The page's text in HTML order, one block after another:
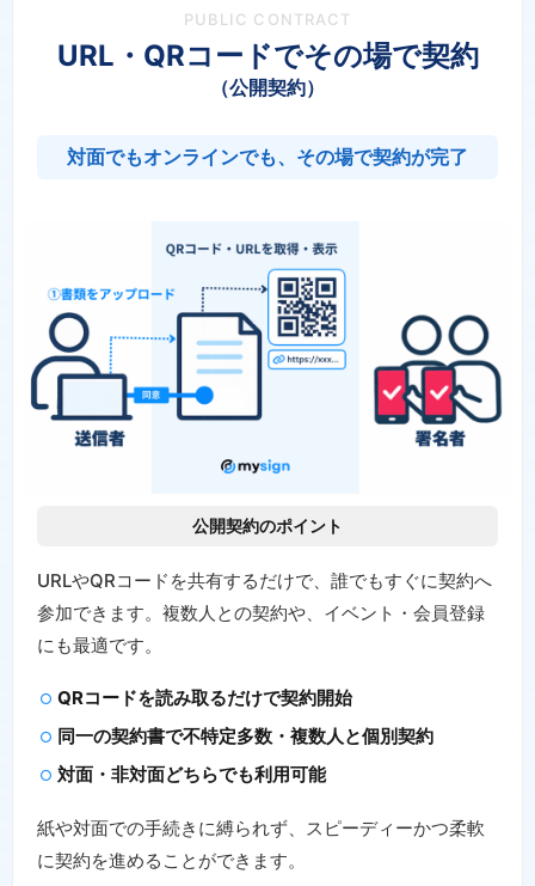
PUBLIC CONTRACT
URL・QRコードでその場で契約
（公開契約）
対面でもオンラインでも、その場で契約が完了
公開契約のポイント
URLやQRコードを共有するだけで、誰でもすぐに契約へ
参加できます。複数人との契約や、イベント・会員登録
にも最適です。
QRコードを読み取るだけで契約開始
同一の契約書で不特定多数・複数人と個別契約
対面・非対面どちらでも利用可能
紙や対面での手続きに縛られず、スピーディーかつ柔軟
に契約を進めることができます。